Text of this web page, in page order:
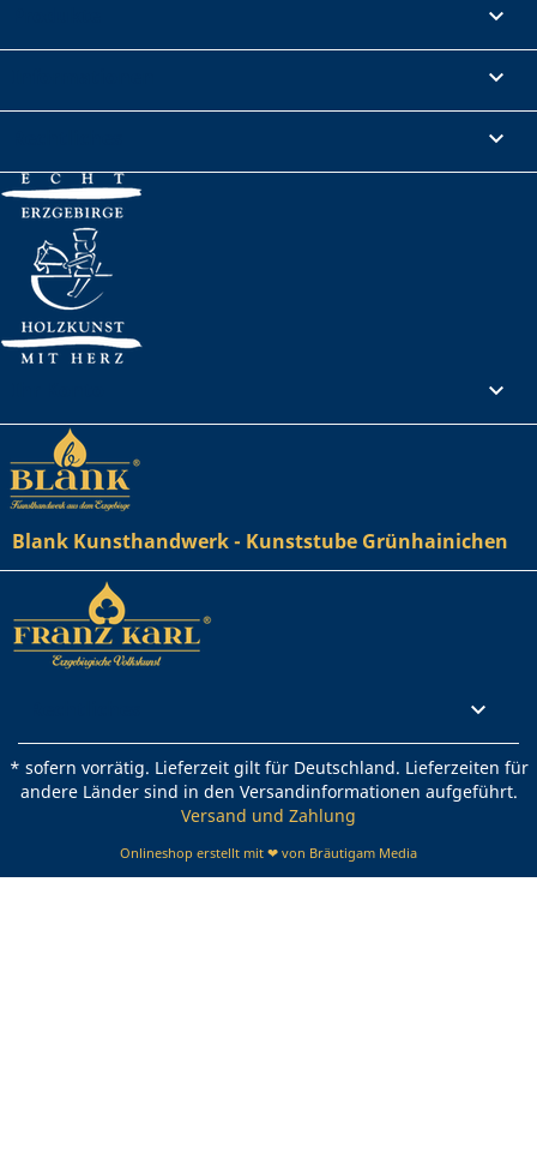




Blank Kunsthandwerk - Kunststube Grünhainichen

* sofern vorrätig. Lieferzeit gilt für Deutschland. Lieferzeiten für
andere Länder sind in den Versandinformationen aufgeführt.
Versand und Zahlung
Onlineshop erstellt mit ❤ von Bräutigam Media